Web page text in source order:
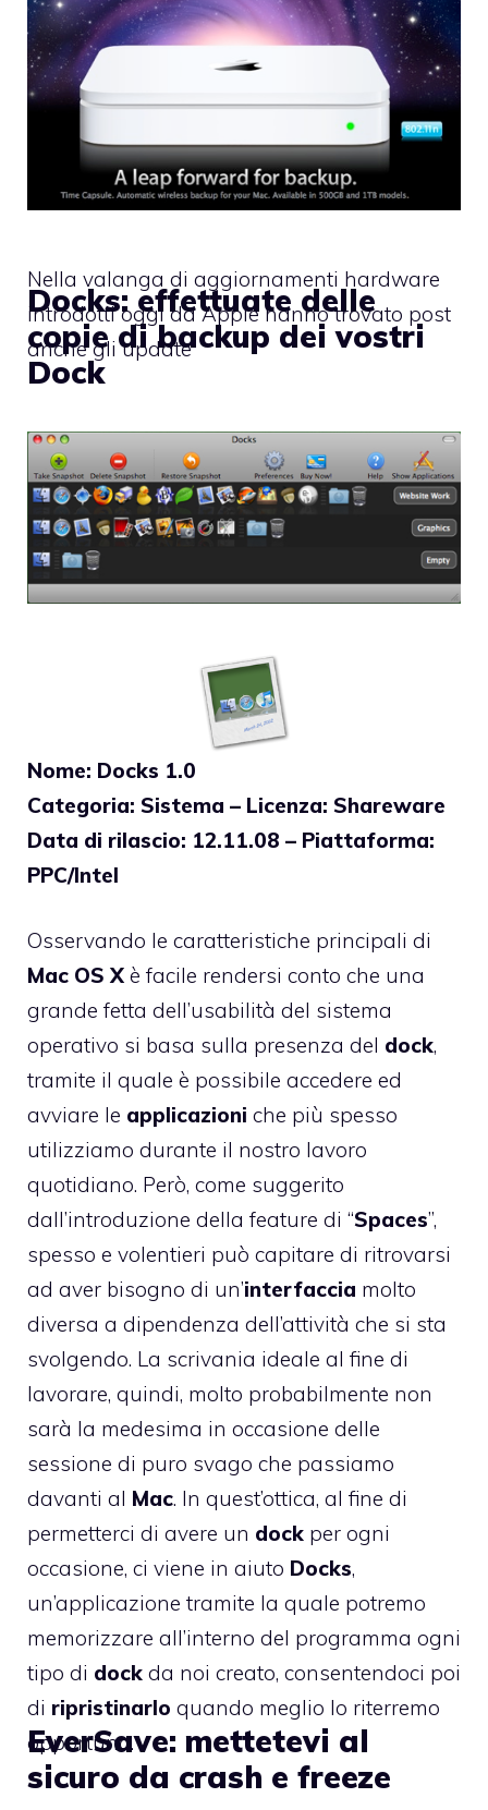
Apple ha aggiornato Time Capsule poco più
di un mese fa, in concomitanza con
l’upgrade
Nella valanga di aggiornamenti hardware
introdotti oggi da Apple hanno trovato post
anche gli update
Docks: effettuate delle
copie di backup dei vostri
Dock
Nome: Docks 1.0
Categoria: Sistema – Licenza: Shareware
Data di rilascio: 12.11.08 – Piattaforma:
PPC/Intel
Osservando le caratteristiche principali di
Mac OS X è facile rendersi conto che una
grande fetta dell’usabilità del sistema
operativo si basa sulla presenza del dock,
tramite il quale è possibile accedere ed
avviare le applicazioni che più spesso
utilizziamo durante il nostro lavoro
quotidiano. Però, come suggerito
dall’introduzione della feature di “Spaces”,
spesso e volentieri può capitare di ritrovarsi
ad aver bisogno di un’interfaccia molto
diversa a dipendenza dell’attività che si sta
svolgendo. La scrivania ideale al fine di
lavorare, quindi, molto probabilmente non
sarà la medesima in occasione delle
sessione di puro svago che passiamo
davanti al Mac. In quest’ottica, al fine di
permetterci di avere un dock per ogni
occasione, ci viene in aiuto Docks,
un’applicazione tramite la quale potremo
memorizzare all’interno del programma ogni
tipo di dock da noi creato, consentendoci poi
di ripristinarlo quando meglio lo riterremo
opportuno.
EverSave: mettetevi al
sicuro da crash e freeze